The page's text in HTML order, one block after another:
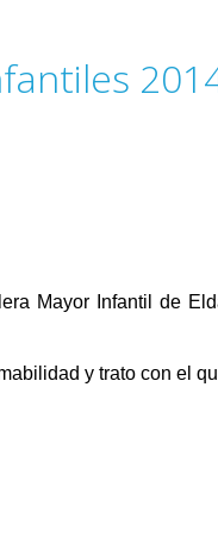
Mayor Infantil de
y trato con el